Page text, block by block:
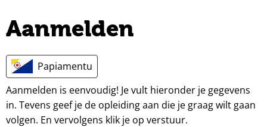
Bedrijven
Ouders
Blogs & actualiteiten
Praktisch
Organisatie
Aanmelden
Papiamentu
Aanmelden is eenvoudig! Je vult hieronder je gegevens
in. Tevens geef je de opleiding aan die je graag wilt gaan
volgen. En vervolgens klik je op verstuur.